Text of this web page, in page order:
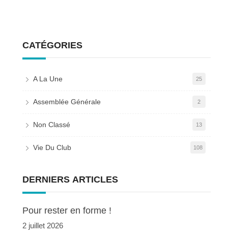
CATÉGORIES
A La Une 25
Assemblée Générale 2
Non Classé 13
Vie Du Club 108
DERNIERS ARTICLES
Pour rester en forme !
2 juillet 2026